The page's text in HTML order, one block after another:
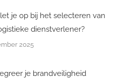
je op bij het selecteren van
dienstverlener?
2025
je brandveiligheid